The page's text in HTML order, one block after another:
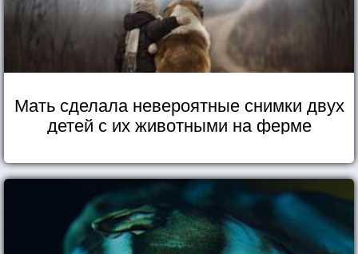
Мать сделала невероятные снимки двух
детей с их животными на ферме